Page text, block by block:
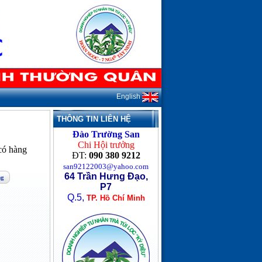
English
hàng
THÔNG TIN LIÊN HỆ
Đào Trường San
Chi Hội trưởng
ĐT: 090 380 9212
san92122003@yahoo.com
64 Trần Hưng Đạo,
P7
Q.5, TP. Hồ Chí Minh